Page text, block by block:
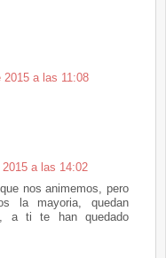
2015 a las 11:08
a las 14:02
nos animemos, pero
la mayoria, quedan
a ti te han quedado